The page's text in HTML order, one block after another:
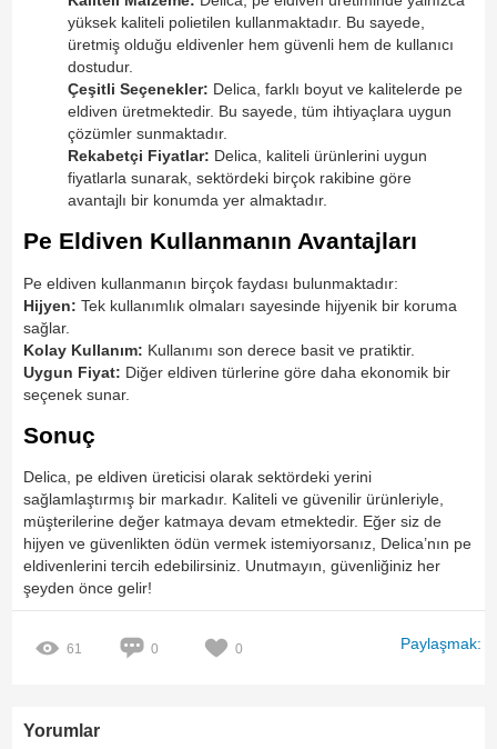
yüksek kaliteli polietilen kullanmaktadır. Bu sayede,
üretmiş olduğu eldivenler hem güvenli hem de kullanıcı
dostudur.
Çeşitli Seçenekler: Delica, farklı boyut ve kalitelerde pe
eldiven üretmektedir. Bu sayede, tüm ihtiyaçlara uygun
çözümler sunmaktadır.
Rekabetçi Fiyatlar: Delica, kaliteli ürünlerini uygun
fiyatlarla sunarak, sektördeki birçok rakibine göre
avantajlı bir konumda yer almaktadır.
Pe Eldiven Kullanmanın Avantajları
Pe eldiven kullanmanın birçok faydası bulunmaktadır:
Hijyen: Tek kullanımlık olmaları sayesinde hijyenik bir koruma
sağlar.
Kolay Kullanım: Kullanımı son derece basit ve pratiktir.
Uygun Fiyat: Diğer eldiven türlerine göre daha ekonomik bir
seçenek sunar.
Sonuç
Delica, pe eldiven üreticisi olarak sektördeki yerini
sağlamlaştırmış bir markadır. Kaliteli ve güvenilir ürünleriyle,
müşterilerine değer katmaya devam etmektedir. Eğer siz de
hijyen ve güvenlikten ödün vermek istemiyorsanız, Delica’nın pe
eldivenlerini tercih edebilirsiniz. Unutmayın, güvenliğiniz her
şeyden önce gelir!
61 0 0 Paylaşmak:
Yorumlar